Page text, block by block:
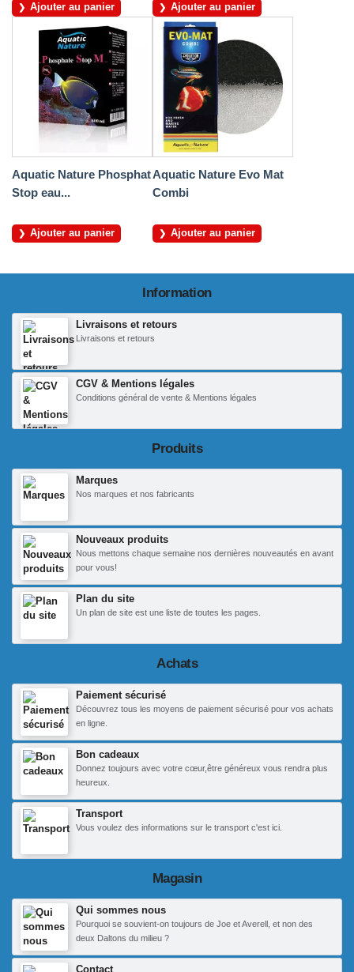
Ajouter au panier Ajouter au panier
Aquatic Nature Phosphat
Stop eau...
Ajouter au panier
Aquatic Nature Evo Mat
Combi
Ajouter au panier
Information
Livraisons et retours
Livraisons et retours
CGV & Mentions légales
Conditions général de vente & Mentions légales
Produits
Marques
Nos marques et nos fabricants
Nouveaux produits
Nous mettons chaque semaine nos dernières nouveautés en avant
pour vous!
Plan du site
Un plan de site est une liste de toutes les pages.
Achats
Paiement sécurisé
Découvrez tous les moyens de paiement sécurisé pour vos achats
en ligne.
Bon cadeaux
Donnez toujours avec votre cœur,être généreux vous rendra plus
heureux.
Transport
Vous voulez des informations sur le transport c'est ici.
Magasin
Qui sommes nous
Pourquoi se souvient-on toujours de Joe et Averell, et non des
deux Daltons du milieu ?
Contact